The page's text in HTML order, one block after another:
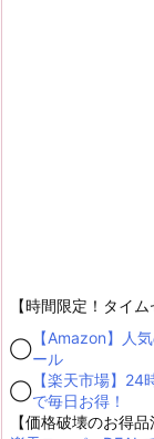
【時間限定！タイム
◯
【Amazon】人
ール
◯
【楽天市場】
で毎日お得！
【価格破壊のお得品